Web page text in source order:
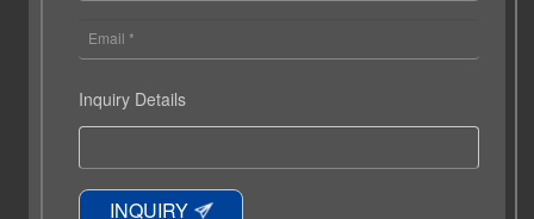
Inquiry Details
INQUIRY